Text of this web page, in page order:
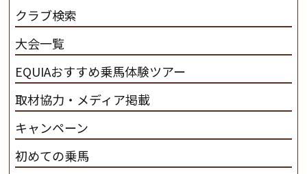
だわります。 私たちは、乗用馬の質の向上を目指し、生
産･育成･調教を一貫して行います。カナディアンキャ
ンプ乗馬クラブ九州のツアー情報はこちら
クラブ検索
大会一覧
EQUIAおすすめ乗馬体験ツアー
取材協力・メディア掲載
キャンペーン
初めての乗馬